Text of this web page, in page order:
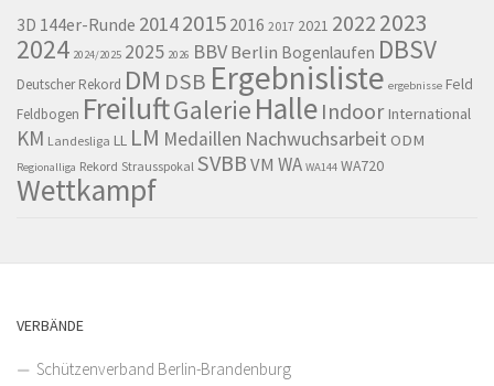
3D 144er-Runde 20142015 2016 2017 2021 20222023
2024 2024/2025 2025 2026 BBVBerlin Bogenlaufen DBSV
Deutscher Rekord DM DSB Ergebnisliste ergebnisse Feld
Feldbogen FreiluftGalerie Halle Indoor International
KM Landesliga LL LM Medaillen Nachwuchsarbeit ODM
Regionalliga Rekord Strausspokal SVBBVM WA WA144 WA720
Wettkampf
VERBÄNDE
Schützenverband Berlin-Brandenburg